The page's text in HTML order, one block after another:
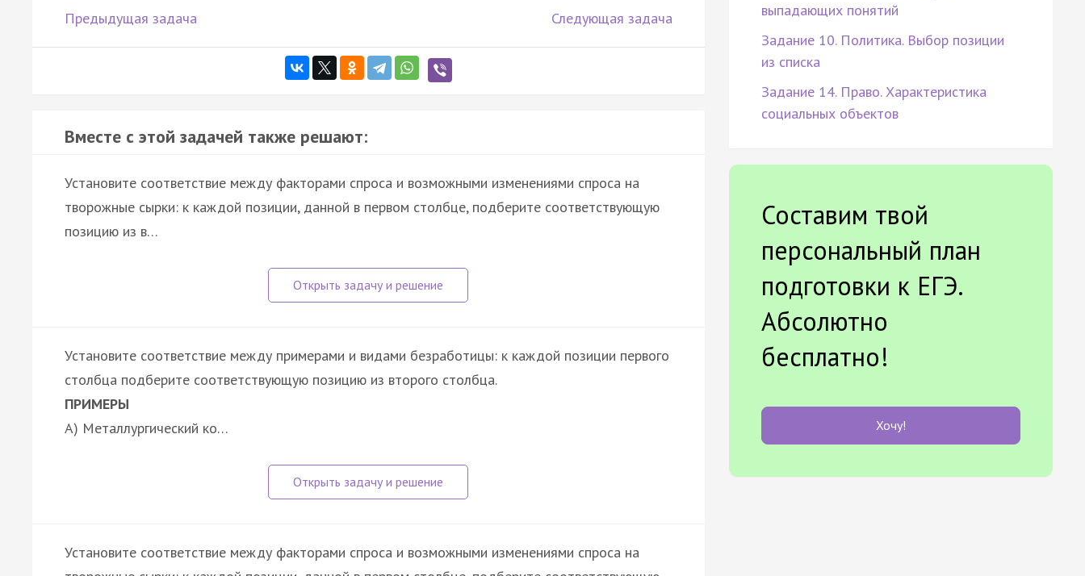
Предыдущая задача Следующая задача
Вместе с этой задачей также решают:
Установите соответствие между факторами спроса и возможными изменениями спроса на
творожные сырки: к каждой позиции, данной в первом столбце, подберите соответствующую
позицию из в…
Установите соответствие между примерами и видами безработицы: к каждой позиции первого
столбца подберите соответствующую позицию из второго столбца.
ПРИМЕРЫ
А) Металлургический ко…
Установите соответствие между факторами спроса и возможными изменениями спроса на
выпадающих понятий
Задание 10. Политика. Выбор позиции
из списка
Задание 14. Право. Характеристика
социальных объектов
Составим твой
персональный план
подготовки к ЕГЭ.
Абсолютно
бесплатно!
Хочу!